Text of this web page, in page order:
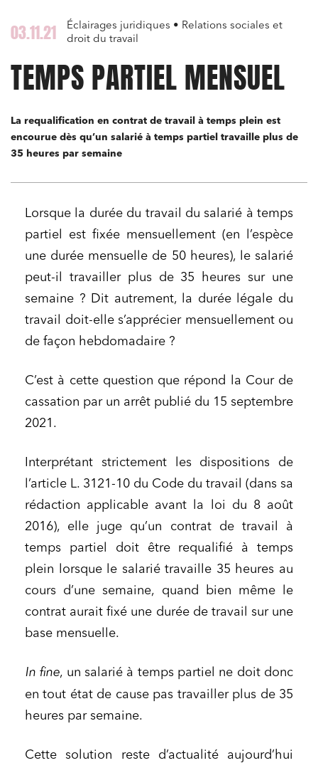
03.11.21
Éclairages juridiques • Relations sociales et
droit du travail
TEMPS PARTIEL MENSUEL
La requalification en contrat de travail à temps plein est
encourue dès qu’un salarié à temps partiel travaille plus de
35 heures par semaine
Lorsque la durée du travail du salarié à temps
partiel est fixée mensuellement (en l’espèce
une durée mensuelle de 50 heures), le salarié
peut-il travailler plus de 35 heures sur une
semaine ? Dit autrement, la durée légale du
travail doit-elle s’apprécier mensuellement ou
de façon hebdomadaire ?
C’est à cette question que répond la Cour de
cassation par un arrêt publié du 15 septembre
2021.
Interprétant strictement les dispositions de
l’article L. 3121-10 du Code du travail (dans sa
rédaction applicable avant la loi du 8 août
2016), elle juge qu’un contrat de travail à
temps partiel doit être requalifié à temps
plein lorsque le salarié travaille 35 heures au
cours d’une semaine, quand bien même le
contrat aurait fixé une durée de travail sur une
base mensuelle.
In fine, un salarié à temps partiel ne doit donc
en tout état de cause pas travailler plus de 35
heures par semaine.
Cette solution reste d’actualité aujourd’hui